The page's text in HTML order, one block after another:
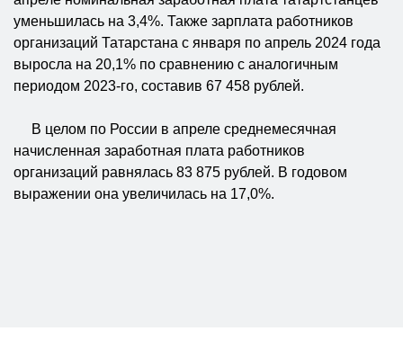
уменьшилась на 3,4%. Также зарплата работников
организаций Татарстана с января по апрель 2024 года
выросла на 20,1% по сравнению с аналогичным
периодом 2023-го, составив 67 458 рублей.
В целом по России в апреле среднемесячная
начисленная заработная плата работников
организаций равнялась 83 875 рублей. В годовом
выражении она увеличилась на 17,0%.